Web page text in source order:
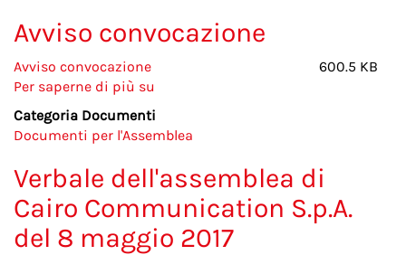
e
dell'Assemblea
2017
Avviso convocazione
Avviso convocazione
600.5 KB
Per saperne di più su
Categoria Documenti
Documenti per l'Assemblea
Verbale dell'assemblea di
Cairo Communication S.p.A.
del 8 maggio 2017